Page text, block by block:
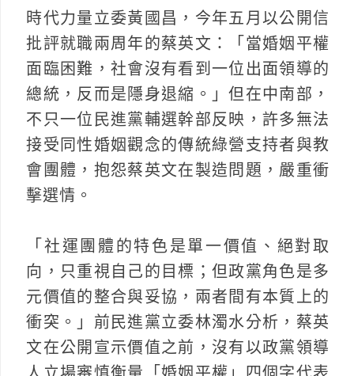
時代力量立委黃國昌，今年五月以公開信
批評就職兩周年的蔡英文：「當婚姻平權
面臨困難，社會沒有看到一位出面領導的
總統，反而是隱身退縮。」但在中南部，
不只一位民進黨輔選幹部反映，許多無法
接受同性婚姻觀念的傳統綠營支持者與教
會團體，抱怨蔡英文在製造問題，嚴重衝
擊選情。
「社運團體的特色是單一價值、絕對取
向，只重視自己的目標；但政黨角色是多
元價值的整合與妥協，兩者間有本質上的
衝突。」前民進黨立委林濁水分析，蔡英
文在公開宣示價值之前，沒有以政黨領導